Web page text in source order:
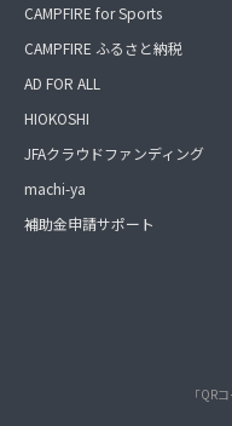
CAMPFIRE for Sports
CAMPFIRE ふるさと納税
AD FOR ALL
HIOKOSHI
JFAクラウドファンディング
machi-ya
補助金申請サポート
「QR